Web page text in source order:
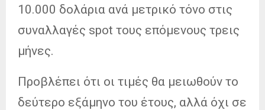
10.000 δολάρια ανά μετρικό τόνο στις
συναλλαγές spot τους επόμενους τρεις
μήνες.
Προβλέπει ότι οι τιμές θα μειωθούν το
δεύτερο εξάμηνο του έτους, αλλά όχι σε